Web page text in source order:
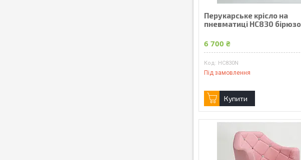
Перукарське крісло на
пневматиці HC830
6 700 ₴
HC830N
Під замовлення
Купити